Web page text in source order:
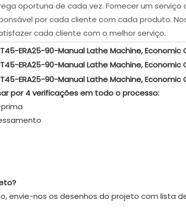
oportuna de cada vez. Fornecer um serviço
por cada cliente com cada produto.
cada cliente com o melhor serviço.
por 4 verificações em todo o processo:
envie-nos os desenhos do projeto com